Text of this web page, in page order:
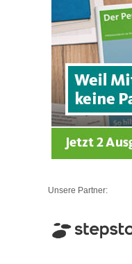
Unsere Partner: